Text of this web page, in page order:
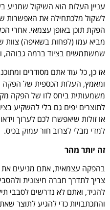
עניין העלות הוא השיקול שמניע
לשקול מלכתחילה את האפשרות
הפקת תוכן באופן עצמאי. אחרי
מביא עמו (לפחות בשאיפה) צוות
שמשתמשים בציוד ברמה גבוהה,
אז כן, כל עוד אתם מסודרים
ומאמץ, העלות הכספית של הפקה
משמעותית ביחס לזו של הפקה
לתוצרים יפים גם בלי להשקיע
או זולות שיאפשרו לכם לערוך
למדי מבלי לצרוב חור עמוק בכיס.
זה יותר מהר
בהפקה עצמאית, אתם מניעים
צריך לתדרך חברה חיצונית
להגיד, ואתם לא נדרשים לסבבי
והתכתבויות כדי להגיע לתוצר